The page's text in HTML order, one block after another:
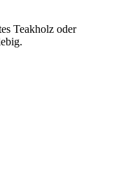
Teakholz oder